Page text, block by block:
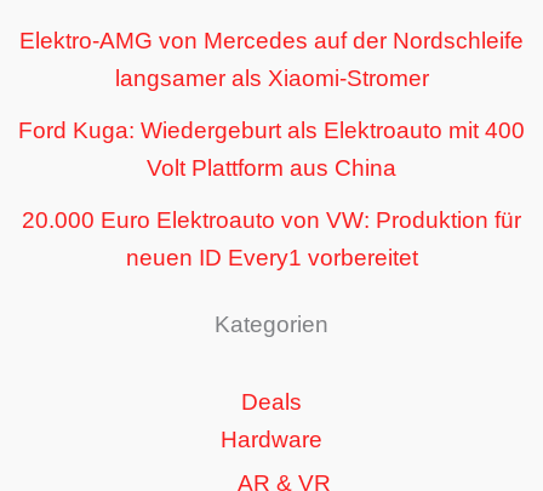
Elektro-AMG von Mercedes auf der Nordschleife
langsamer als Xiaomi-Stromer
Ford Kuga: Wiedergeburt als Elektroauto mit 400
Volt Plattform aus China
20.000 Euro Elektroauto von VW: Produktion für
neuen ID Every1 vorbereitet
Kategorien
Deals
Hardware
AR & VR